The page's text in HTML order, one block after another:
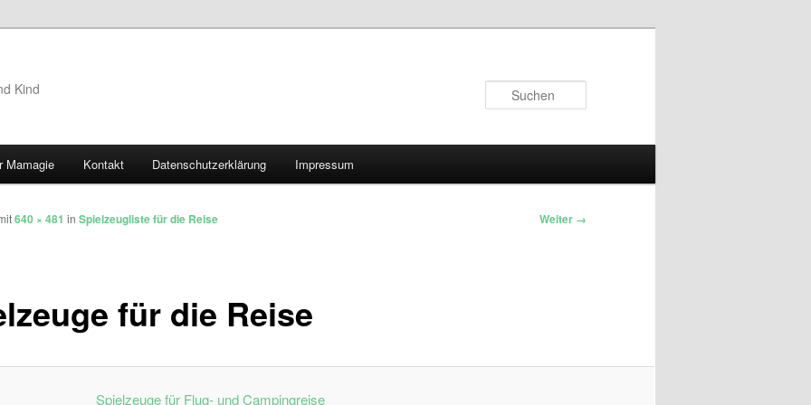
Kind
Mamagie Kontakt Datenschutzerklärung Impressum
Weiter →
für die Reise
640 × 481 in Spielzeugliste für die Reise